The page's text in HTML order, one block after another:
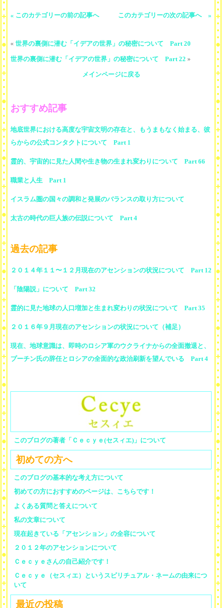
« このカテゴリーの前の記事へ このカテゴリーの次の記事へ »
« 世界の裏側に潜む「イデアの世界」の秘密について Part 20
世界の裏側に潜む「イデアの世界」の秘密について Part 22 »
メインページに戻る
おすすめ記事
地底世界における高度な宇宙文明の存在と、もうまもなく始まる、彼
らからの公式コンタクトについて Part 1
霊的、宇宙的に見た人間や生き物の生まれ変わりについて Part 66
職業と人生 Part 1
イスラム圏の国々の調和と発展のバランスの取り方について
太古の時代の巨人族の伝説について Part 4
過去の記事
２０１４年１１〜１２月現在のアセンションの状況について Part 12
「陰陽説」について Part 32
霊的に見た地球の人口増加と生まれ変わりの状況について Part 35
２０１６年９月現在のアセンションの状況について（補足）
現在、地球意識は、即時のロシア軍のウクライナからの全面撤退と、
プーチン氏の辞任とロシアの全面的な政治刷新を望んでいる Part 4
このブログの著者「Ｃｅｃｙｅ(セスィエ)」について
初めての方へ
このブログの基本的な考え方について
初めての方におすすめのページは、こちらです！
よくある質問と答えについて
私の文章について
現在起きている「アセンション」の全容について
２０１２年のアセンションについて
Ｃｅｃｙｅさんの自己紹介です！
Ｃｅｃｙｅ（セスィエ）というスピリチュアル・ネームの由来につ
いて
最近の投稿